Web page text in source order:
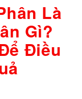
Là
Gì?
Điều